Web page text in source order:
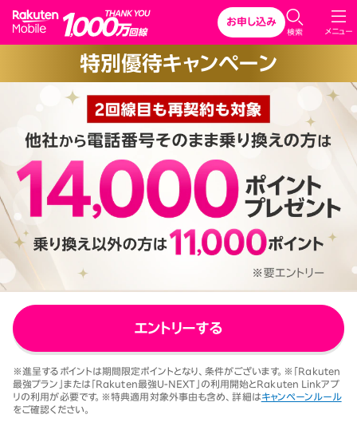
Rakuten Mobile
メニュー
検索
お申し込み
特別優待キャンペーン
エントリーする
※進呈するポイントは期間限定ポイントとなり、条件がございます。※「Rakuten
最強プラン」または「Rakuten最強U-NEXT」の利用開始とRakuten Linkアプ
リの利用が必要です。※特典適用対象外事由も含め、詳細はキャンペーンルール
をご確認ください。
※1 同一名義で累計5回線以上ご契約の場合、2025年11月19日より1回
線につき3,500円（税込3,850円、開通翌々月に確定）。「累計」とは、楽
天モバイルがサービスを本格開始した2020年4月8日以降に契約され
たすべての回線（解約済みの回線も含む）の合計数を指します。
C
l
s
e